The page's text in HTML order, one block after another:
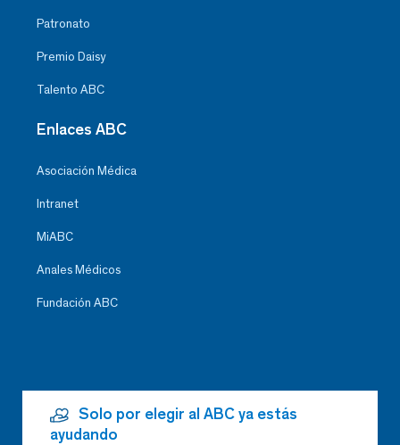
Patronato
Premio Daisy
Talento ABC
Enlaces ABC
Asociación Médica
Intranet
MiABC
Anales Médicos
Fundación ABC
Solo por elegir al ABC ya estás
ayudando